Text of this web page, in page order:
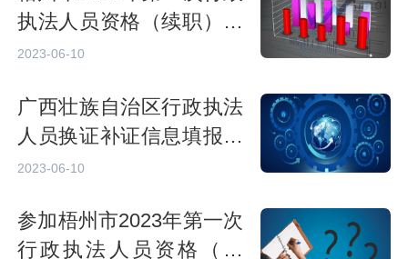
执法人员资格（续职）培
训考试注意事项
2023-06-10
广西壮族自治区行政执法
人员换证补证信息填报流
程
2023-06-10
参加梧州市2023年第一次
行政执法人员资格（续